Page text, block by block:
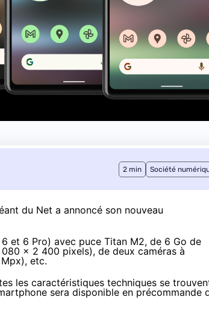
2 min Société
du Net a annoncé son nouveau
et 6 Pro) avec puce Titan M2, de 6 Go de
080 x 2 400 pixels), de deux caméras à
etc.
les caractéristiques techniques se
sera disponible en précommande